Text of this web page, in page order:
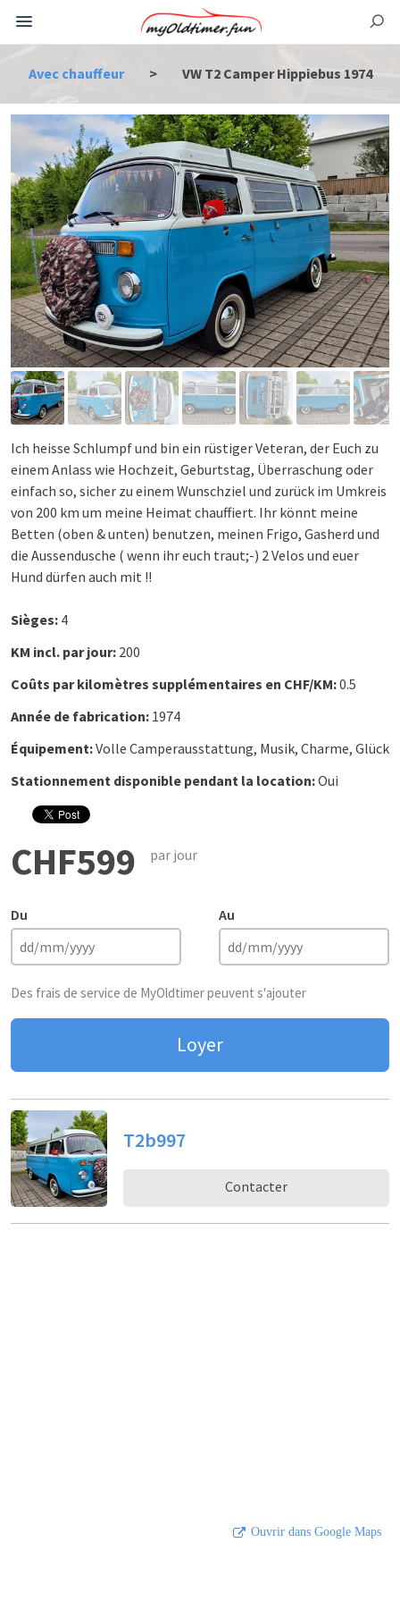
Avec chauffeur > VW T2 Camper Hippiebus 1974
Ich heisse Schlumpf und bin ein rüstiger Veteran, der Euch zu
einem Anlass wie Hochzeit, Geburtstag, Überraschung oder
einfach so, sicher zu einem Wunschziel und zurück im Umkreis
von 200 km um meine Heimat chauffiert. Ihr könnt meine
Betten (oben & unten) benutzen, meinen Frigo, Gasherd und
die Aussendusche ( wenn ihr euch traut;-) 2 Velos und euer
Hund dürfen auch mit !!
Sièges: 4
KM incl. par jour: 200
Coûts par kilomètres supplémentaires en CHF/KM:0.5
Année de fabrication: 1974
Équipement:Volle Camperausstattung, Musik, Charme, Glück
Stationnement disponible pendant la location:Oui
CHF599 par jour
Du Au
Des frais de service de MyOldtimer peuvent s'ajouter
Loyer
T2b997
Contacter
Ouvrir dans Google Maps